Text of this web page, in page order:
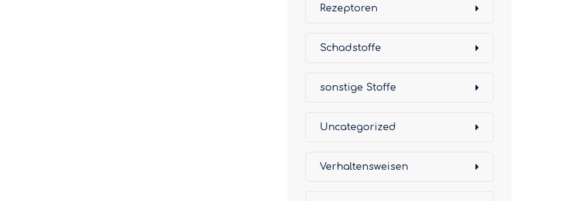
Rezeptoren
Schadstoffe
sonstige Stoffe
Uncategorized
Verhaltensweisen